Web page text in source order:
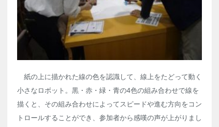
紙の上に描かれた線の色を認識して、線上をたどって動く
小さなロボット。黒・赤・緑・青の4色の組み合わせで線を
描くと、その組み合わせによってスピードや進む方向をコン
トロールすることができ、参加者から感嘆の声が上がりまし